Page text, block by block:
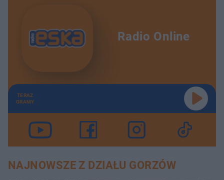
Radio Online
TERAZ
GRAMY
NAJNOWSZE Z DZIAŁU GORZÓW